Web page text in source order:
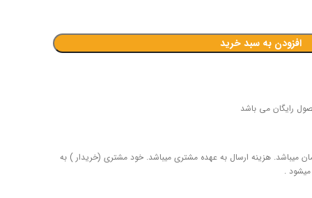
افزودن به سبد خرید
رایگان می باشد
هر دستگاه لوستر 50 هزار تومان میباشد. هزینه ارسال به عهده مشتری میباشد. خود مشتری (خریدار ) به
میشود .